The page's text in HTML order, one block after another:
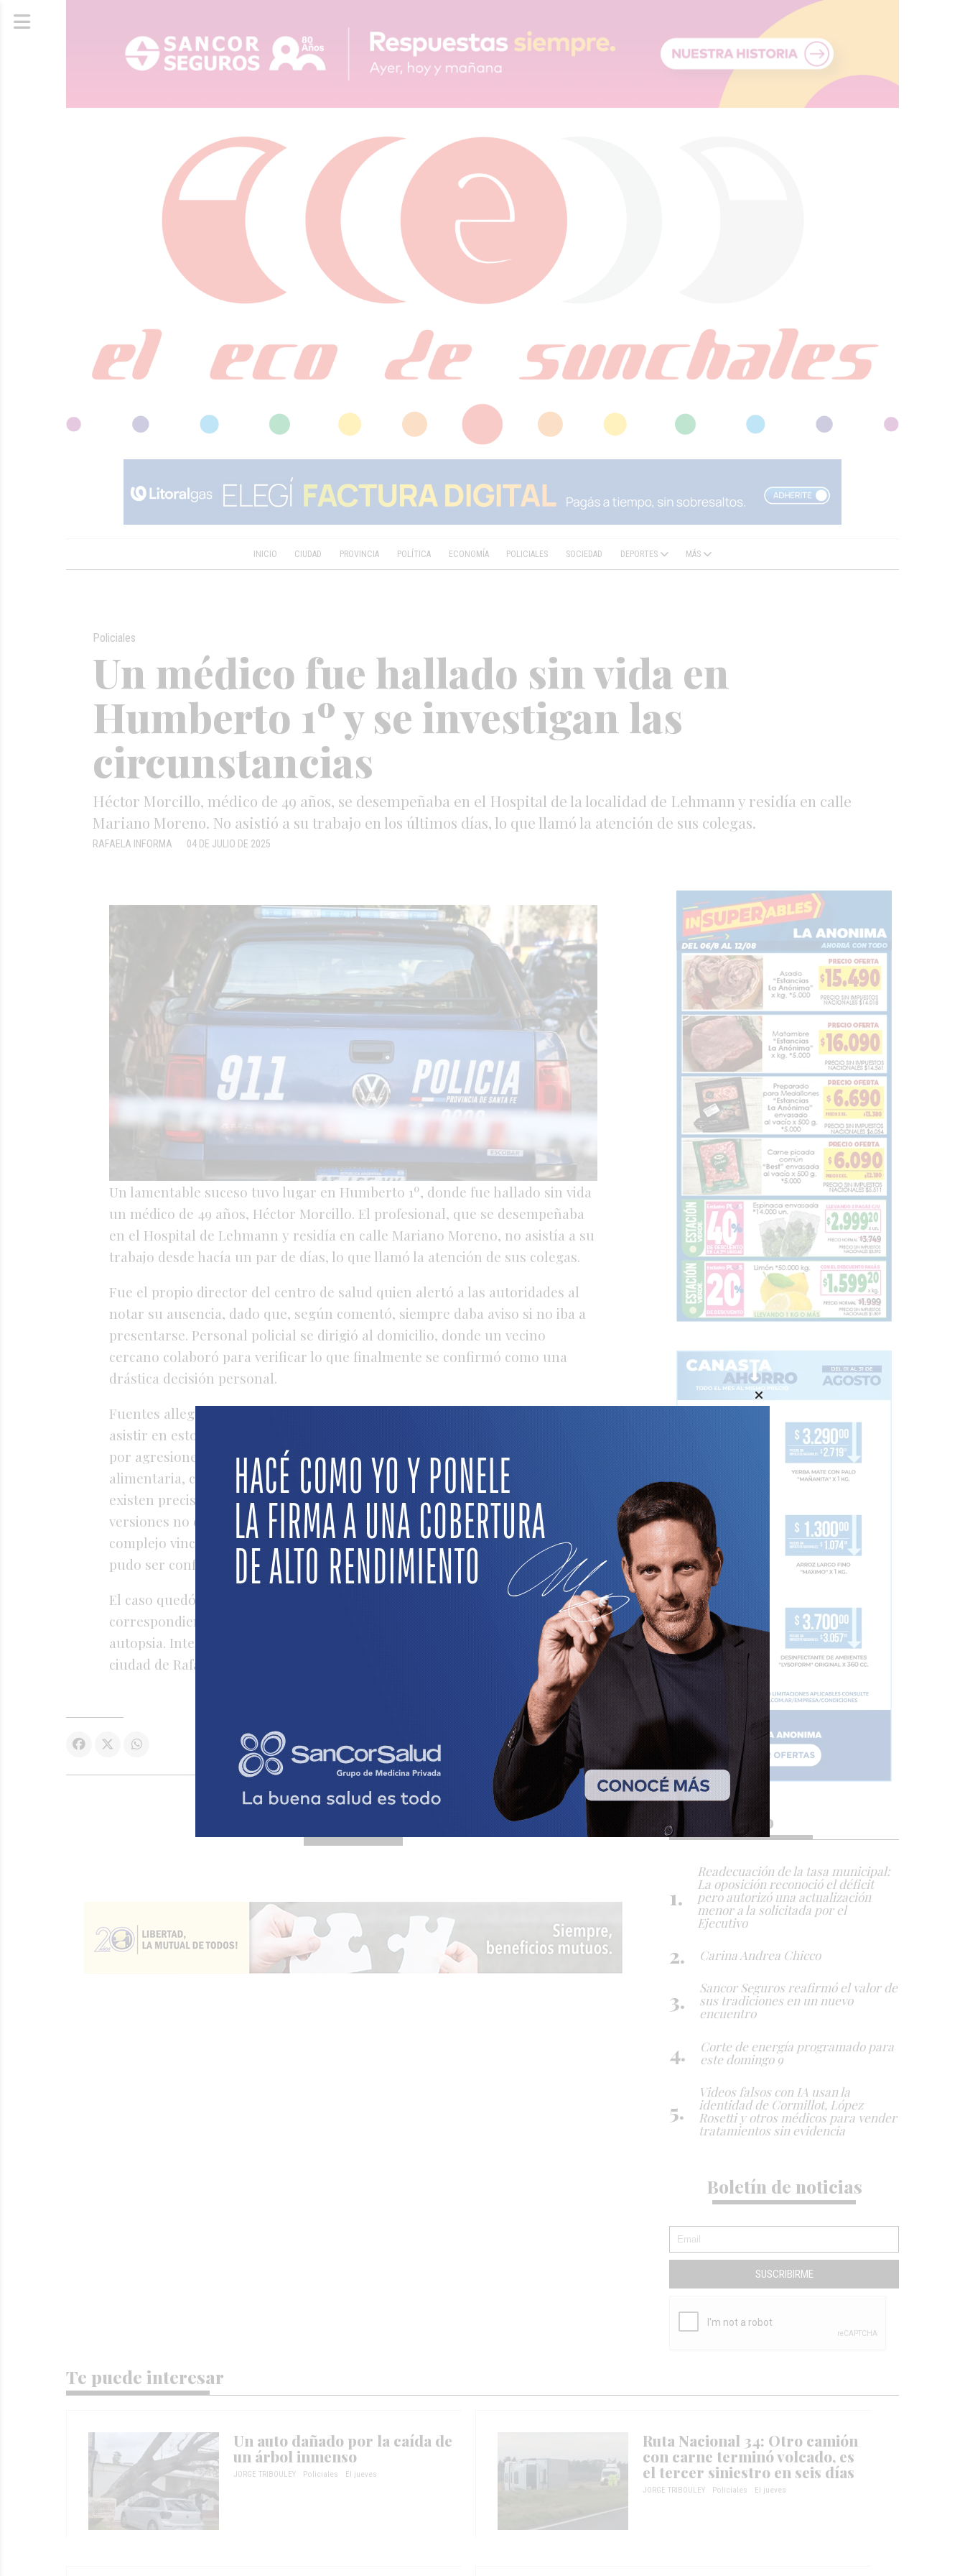
INICIO CIUDAD PROVINCIA POLÍTICA ECONOMÍA POLICIALES SOCIEDAD DEPORTES MÁS
Un médico fue hallado sin vida en
Humberto 1º y se investigan las
circunstancias
Héctor Morcillo, médico de 49 años, se desempeñaba en el Hospital de la localidad de Lehmann y residía en calle
Mariano Moreno. No asistió a su trabajo en los últimos días, lo que llamó la atención de sus colegas.
Policiales
04 DE JULIO DE 2025
RAFAELA INFORMA
Un lamentable suceso tuvo lugar en Humberto 1º, donde fue hallado sin vida
un médico de 49 años, Héctor Morcillo. El profesional, que se desempeñaba
en el Hospital de Lehmann y residía en calle Mariano Moreno, no asistía a su
trabajo desde hacía un par de días, lo que llamó la atención de sus colegas.
Fue el propio director del centro de salud quien alertó a las autoridades al
notar su ausencia, dado que, según comentó, siempre daba aviso si no iba a
presentarse. Personal policial se dirigió al domicilio, donde un vecino
cercano colaboró para verificar lo que finalmente se confirmó como una
drástica decisión personal.
Fuentes allegadas señalaron a RAFAELA INFORMA que el médico debía
asistir en estos días a una audiencia preliminar en la que estaba imputado
por agresiones físicas a sus hijos y por incumplimiento de la cuota
alimentaria, con un pedido de pena de prisión de dos años. Aunque no
existen precisiones oficiales sobre los motivos del desenlace, algunas
versiones no descartan que estuviera atravesando un momento emocional
complejo vinculado a su situación judicial. Sin embargo, esta hipótesis no
pudo ser confirmada, ni se informó si el hombre dejó algún escrito.
El caso quedó a cargo de la Fiscalía en turno, que ordenó las actuaciones
correspondientes y dispuso la entrega del cuerpo a la familia, sin requerir
autopsia. Intervino personal de la Comisaría Nº7 y peritos forenses de la
ciudad de Rafaela.
Te puede interesar
Un auto dañado por la caída de
un árbol inmenso
JORGE TRIBOULEY Policiales El jueves
Ruta Nacional 34: Otro camión
con carne terminó volcado, es
el tercer siniestro en seis días
JORGE TRIBOULEY Policiales El jueves
Lo más visto
Readecuación de la tasa municipal:
La oposición reconoció el déficit
pero autorizó una actualización
menor a la solicitada por el
Ejecutivo
Carina Andrea Chicco
Sancor Seguros reafirmó el valor de
sus tradiciones en un nuevo
encuentro
Corte de energía programado para
este domingo 9
Videos falsos con IA usan la
identidad de Cormillot, López
Rosetti y otros médicos para vender
tratamientos sin evidencia
Boletín de noticias
SUSCRIBIRME